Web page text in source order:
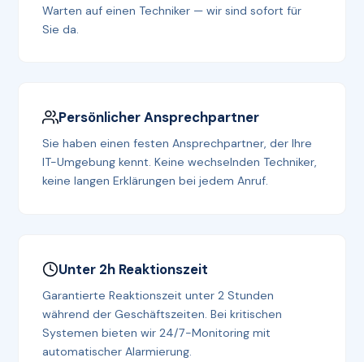
Warten auf einen Techniker — wir sind sofort für
Sie da.
Persönlicher Ansprechpartner
Sie haben einen festen Ansprechpartner, der Ihre
IT-Umgebung kennt. Keine wechselnden Techniker,
keine langen Erklärungen bei jedem Anruf.
Unter 2h Reaktionszeit
Garantierte Reaktionszeit unter 2 Stunden
während der Geschäftszeiten. Bei kritischen
Systemen bieten wir 24/7-Monitoring mit
automatischer Alarmierung.